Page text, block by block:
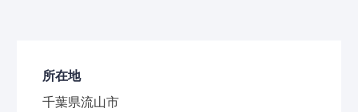
所在地
千葉県流山市